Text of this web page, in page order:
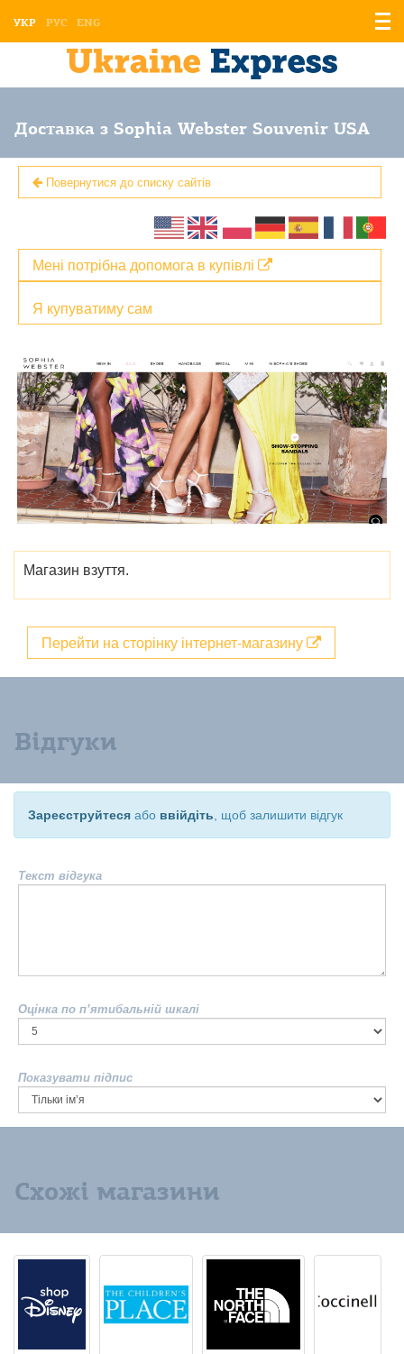
УКР РУС ENG
Доставка з Sophia Webster Souvenir USA
Повернутися до списку сайтів
Я купуватиму сам
Мені потрібна допомога в купівлі
Магазин взуття.
Перейти на сторінку інтернет-магазину
Відгуки
Зареєструйтеся або ввійдіть , щоб залишити відгук
Текст відгука
Оцінка по п’ятибальній шкалі
Показувати підпис
Схожі магазини